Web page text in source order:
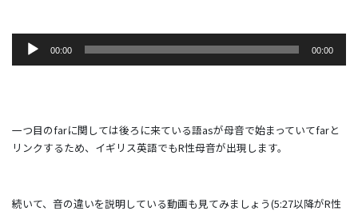
ヤ
ー
00:00 00:00
一つ目のfarに関しては後ろに来ている語asが母音で始まっていてfarと
リンクするため、イギリス英語でもR性母音が出現します。
続いて、音の違いを説明している動画も見てみましょう(5:27以降がR性